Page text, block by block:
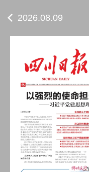
2026.08.09